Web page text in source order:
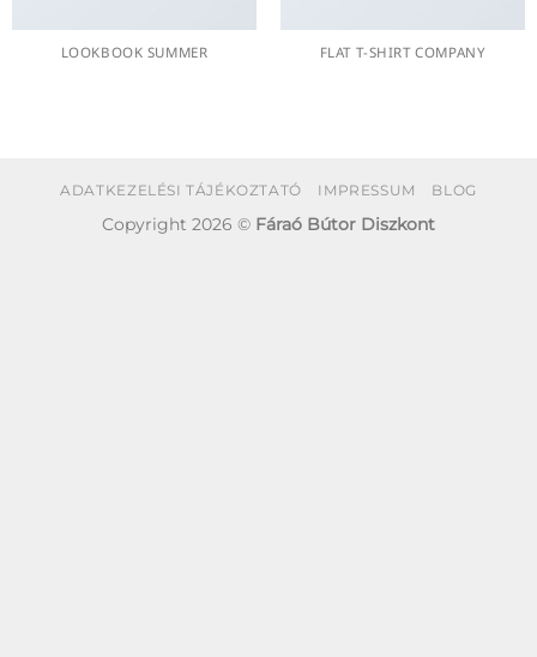
LOOKBOOK SUMMER FLAT T-SHIRT COMPANY
ADATKEZELÉSI TÁJÉKOZTATÓ IMPRESSUM BLOG
Copyright 2026 © Fáraó Bútor Diszkont